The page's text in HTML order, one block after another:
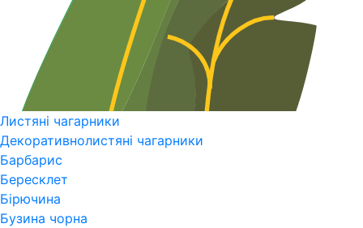
Листяні чагарники
Декоративнолистяні чагарники
Барбарис
Бересклет
Бірючина
Бузина чорна